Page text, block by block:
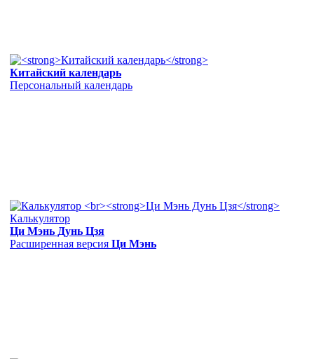
Китайский календарь
Персональный календарь
Калькулятор
Ци Мэнь Дунь Цзя
Расширенная версия Ци Мэнь